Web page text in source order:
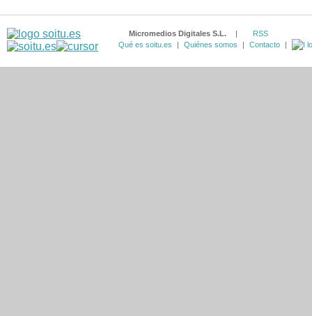
Micromedios Digitales S.L. |
RSS
Qué es soitu.es
| Quiénes somos | Contacto |